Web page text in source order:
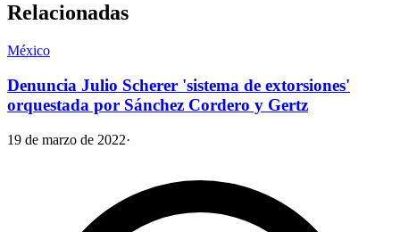
Relacionadas
México
Denuncia Julio Scherer 'sistema de extorsiones'
orquestada por Sánchez Cordero y Gertz
19 de marzo de 2022·